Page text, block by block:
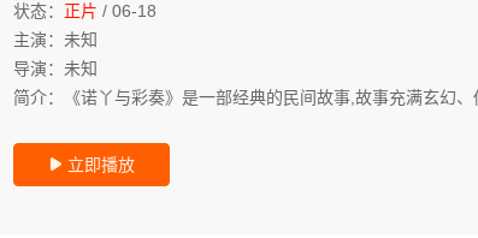
状态： 正片 / 06-18
主演： 未知
导演： 未知
简介：
《诺丫与彩奏》是一部经典的民间故事,故事充满玄幻
 立即播放